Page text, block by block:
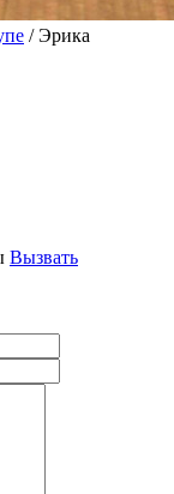
/ Эрика
Вызвать